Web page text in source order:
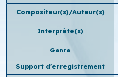
Compositeur(s)/Auteur(s)
Interprète(s)
Genre
Support d'enregistrement